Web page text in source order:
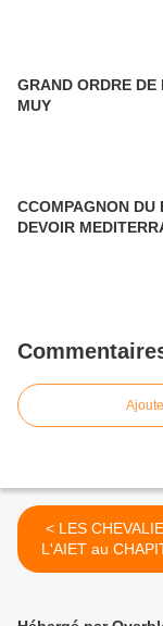
GRAND ORDRE
MUY
CCOMPAGNON DU
DEVOIR
< LES CHEVALIERS DE
L'AIET au
LA TAVOLA